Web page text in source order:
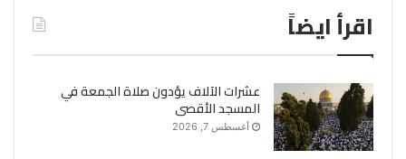
اقرأ ايضاً
عشرات الآلاف يؤدون صلاة الجمعة في
المسجد الأقصى
أغسطس 7, 2026